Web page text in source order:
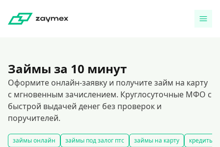
Займы за 10 минут
Оформите онлайн-заявку и получите займ на карту
с мгновенным зачислением. Круглосуточные МФО с
быстрой выдачей денег без проверок и
поручителей.
займы онлайн займы под залог птс займы на карту кредиты и